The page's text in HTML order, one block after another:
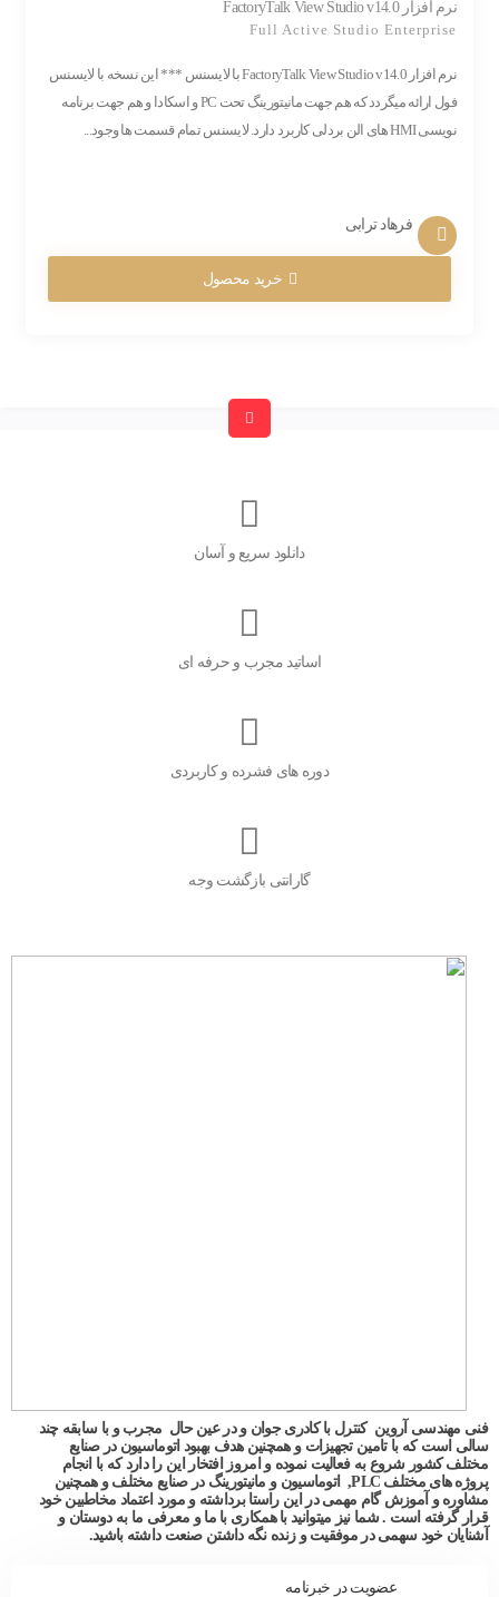
نرم افزار FactoryTalk View Studio v14.0
Full Active Studio Enterprise
نرم افزار FactoryTalk View Studio v14.0 با لایسنس *** این نسخه با لایسنس
فول ارائه میگردد که هم جهت مانیتورینگ تحت PC و اسکادا و هم جهت برنامه
نویسی HMI های الن بردلی کاربرد دارد. لایسنس تمام قسمت ها وجود...
فرهاد ترابی
خرید محصول
دانلود سریع و آسان
اساتید مجرب و حرفه ای
دوره های فشرده و کاربردی
گارانتی بازگشت وجه
فنی مهندسی آروین کنترل با کادری جوان و در عین حال مجرب و با سابقه چند
سالی است که با تامین تجهیزات و همچنین هدف بهبود اتوماسیون در صنایع
مختلف کشور شروع به فعالیت نموده و امروز افتخار این را دارد که با انجام
پروژه های مختلف PLC, اتوماسیون و مانیتورینگ در صنایع مختلف و همچنین
مشاوره و آموزش گام مهمی در این راستا برداشته و مورد اعتماد مخاطبین خود
قرار گرفته است . شما نیز میتوانید با همکاری با ما و معرفی ما به دوستان و
آشنایان خود سهمی در موفقیت و زنده نگه داشتن صنعت داشته باشید.
عضویت در خبرنامه